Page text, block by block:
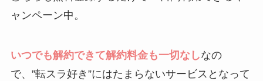
ャンペーン中。
いつでも解約できて解約料金も一切なしなの
で、”転スラ好き”にはたまらないサービスとなって